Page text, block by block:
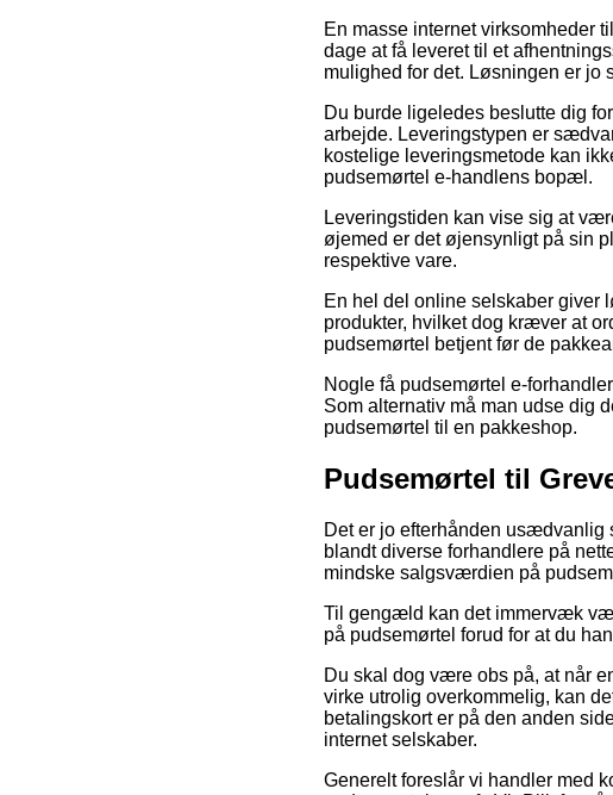
En masse internet virksomheder
dage at få leveret til et
mulighed for det. Løsningen er
Du burde ligeledes beslutte dig
arbejde. Leveringstypen er
kostelige leveringsmetode kan
pudsemørtel e-handlens bopæl.
Leveringstiden kan vise sig at
øjemed er det øjensynligt på sin
respektive vare.
En hel del online selskaber giver
produkter, hvilket dog kræver at
pudsemørtel betjent før de
Nogle få pudsemørtel e-
Som alternativ må man udse dig
pudsemørtel til en pakkeshop.
Pudsemørtel til
Det er jo efterhånden usædvanlig
blandt diverse forhandlere på
mindske salgsværdien på
Til gengæld kan det immervæk
på pudsemørtel forud for at du
Du skal dog være obs på, at når
virke utrolig overkommelig, kan
betalingskort er på den anden
internet selskaber.
Generelt foreslår vi handler med